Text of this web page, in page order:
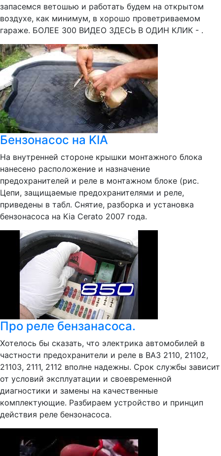
запасемся ветошью и работать будем на открытом
воздухе, как минимум, в хорошо проветриваемом
гараже. БОЛЕЕ 300 ВИДЕО ЗДЕСЬ В ОДИН КЛИК - .
Бензонасос на KIA
На внутренней стороне крышки монтажного блока
нанесено расположение и назначение
предохранителей и реле в монтажном блоке (рис.
Цепи, защищаемые предохранителями и реле,
приведены в табл. Снятие, разборка и установка
бензонасоса на Kia Cerato 2007 года.
Про реле бензанасоса.
Хотелось бы сказать, что электрика автомобилей в
частности предохранители и реле в ВАЗ 2110, 21102,
21103, 2111, 2112 вполне надежны. Срок службы зависит
от условий эксплуатации и своевременной
диагностики и замены на качественные
комплектующие. Разбираем устройство и принцип
действия реле бензонасоса.